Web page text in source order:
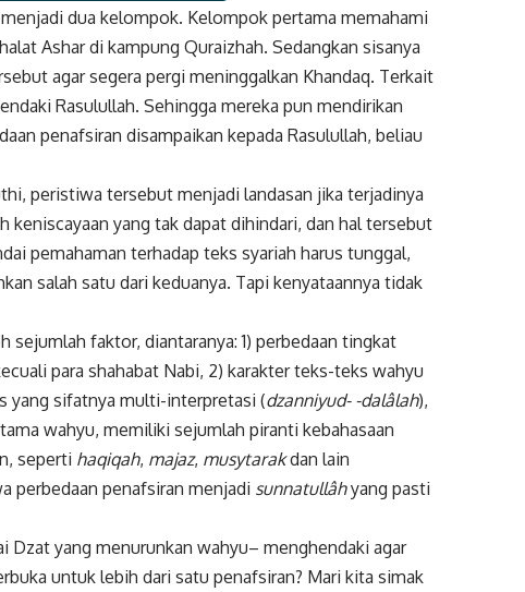
Twitter Gmail
dua kelompok. Kelompok pertama memahami
Ashar di kampung Quraizhah. Sedangkan sisanya
agar segera pergi meninggalkan Khandaq. Terkait
Rasulullah. Sehingga mereka pun mendirikan
penafsiran disampaikan kepada Rasulullah, beliau
peristiwa tersebut menjadi landasan jika terjadinya
keniscayaan yang tak dapat dihindari, dan hal tersebut
pemahaman terhadap teks syariah harus tunggal,
salah satu dari keduanya. Tapi kenyataannya tidak
sejumlah faktor, diantaranya: 1) perbedaan tingkat
para shahabat Nabi, 2) karakter teks-teks wahyu
yang sifatnya multi-interpretasi (dzanniyud- -dalâlah),
wahyu, memiliki sejumlah piranti kebahasaan
seperti haqiqah, majaz, musytarakdan lain
perbedaan penafsiran menjadi sunnatullâhyang pasti
Dzat yang menurunkan wahyu– menghendaki agar
untuk lebih dari satu penafsiran? Mari kita simak